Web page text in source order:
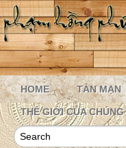
HOME TẢN MẠN
THẾ GIỚI CỦA CHÚNG